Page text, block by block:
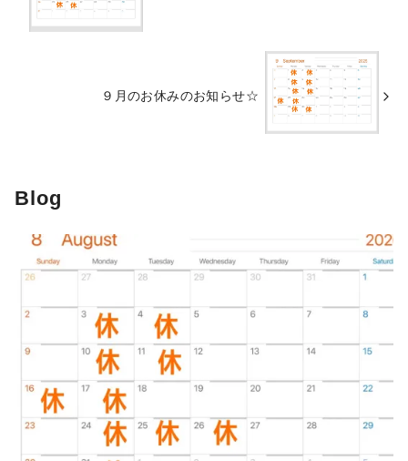
９月のお休みのお知らせ☆
Blog